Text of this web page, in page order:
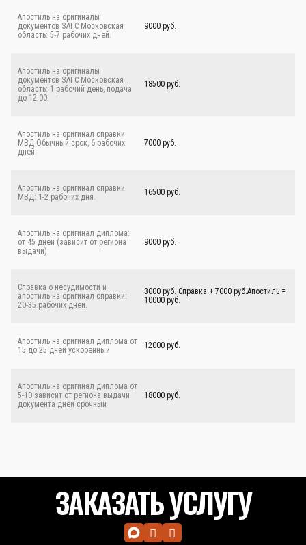
Апостиль на оригиналы
документов ЗАГС Московская
область: 5-7 рабочих дней.
9000 руб.
Апостиль на оригиналы
документов ЗАГС Московская
область: 1 рабочий день, подача
до 12:00.
18500 руб.
Апостиль на оригинал справки
МВД Обычный срок, 6 рабочих
дней
7000 руб.
Апостиль на оригинал справки
МВД: 1-2 рабочих дня.
16500 руб.
Апостиль на оригинал диплома:
от 45 дней (зависит от региона
выдачи).
9000 руб.
Справка о несудимости и
апостиль на оригинал справки:
20-35 рабочих дней.
3000 руб. Справка + 7000 руб.Апостиль =
10000 руб.
Апостиль на оригинал диплома от
15 до 25 дней ускоренный
12000 руб.
Апостиль на оригинал диплома от
5-10 зависит от региона выдачи
документа дней срочный
18000 руб.
ЗАКАЗАТЬ УСЛУГУ